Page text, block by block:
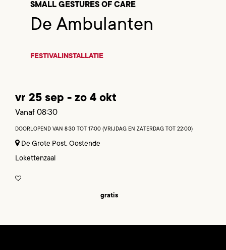
SMALL GESTURES OF CARE
De Ambulanten
FESTIVALINSTALLATIE
vr 25 sep - zo 4 okt
Vanaf 08:30
DOORLOPEND VAN 8:30 TOT 17:00 (VRIJDAG EN ZATERDAG TOT 22:00)
De Grote Post, Oostende
Lokettenzaal
gratis